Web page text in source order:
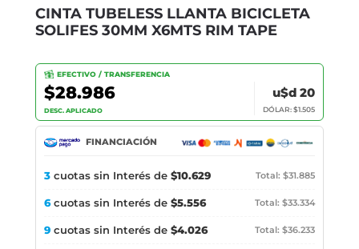
CINTA TUBELESS LLANTA BICICLETA
SOLIFES 30MM X6MTS RIM TAPE
EFECTIVO / TRANSFERENCIA
$28.986
DESC. APLICADO
u$d 20
DÓLAR: $1.505
FINANCIACIÓN
3 cuotas sin Interés de $10.629 Total: $31.885
6cuotas sin Interés de $5.556 Total: $33.334
9 cuotas sin Interés de $4.026 Total: $36.233